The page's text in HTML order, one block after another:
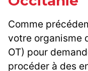
Comme
votre organisme
OT) pour
procéder à des